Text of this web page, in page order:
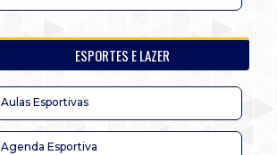
ESPORTES E LAZER
Aulas Esportivas
Agenda Esportiva